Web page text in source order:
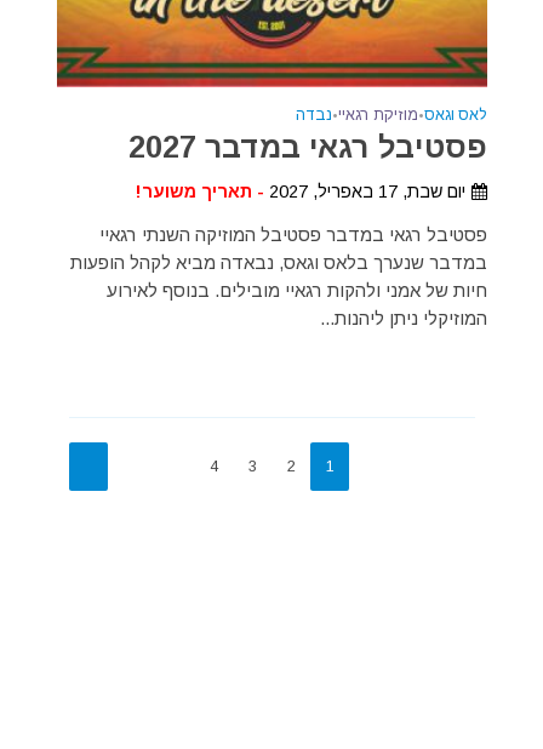
לאס וגאס•מוזיקת רגאיי•נבדה
פסטיבל רגאי במדבר 2027
יום שבת, 17 באפריל, 2027 - תאריך משוער!
פסטיבל רגאי במדבר פסטיבל המוזיקה השנתי רגאיי
במדבר שנערך בלאס וגאס, נבאדה מביא לקהל הופעות
חיות של אמני ולהקות רגאיי מובילים. בנוסף לאירוע
המוזיקלי ניתן ליהנות...
1
2
3
4